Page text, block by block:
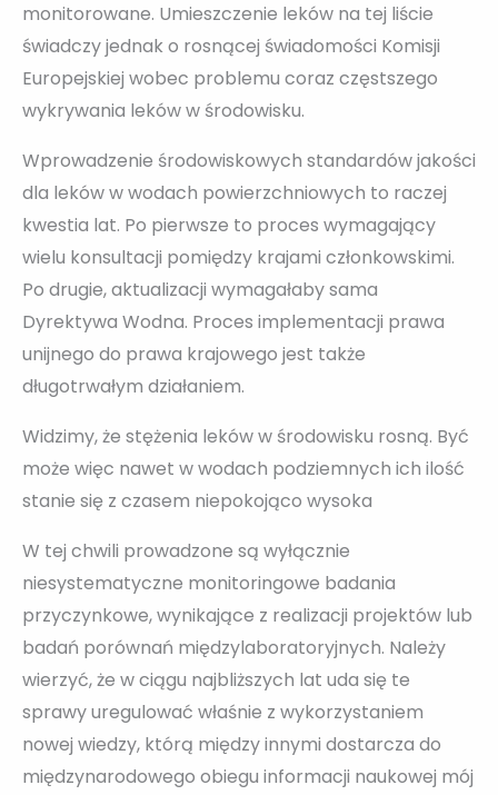
monitorowane. Umieszczenie leków na tej liście
świadczy jednak o rosnącej świadomości Komisji
Europejskiej wobec problemu coraz częstszego
wykrywania leków w środowisku.
Wprowadzenie środowiskowych standardów jakości
dla leków w wodach powierzchniowych to raczej
kwestia lat. Po pierwsze to proces wymagający
wielu konsultacji pomiędzy krajami członkowskimi.
Po drugie, aktualizacji wymagałaby sama
Dyrektywa Wodna. Proces implementacji prawa
unijnego do prawa krajowego jest także
długotrwałym działaniem.
Widzimy, że stężenia leków w środowisku rosną. Być
może więc nawet w wodach podziemnych ich ilość
stanie się z czasem niepokojąco wysoka
W tej chwili prowadzone są wyłącznie
niesystematyczne monitoringowe badania
przyczynkowe, wynikające z realizacji projektów lub
badań porównań międzylaboratoryjnych. Należy
wierzyć, że w ciągu najbliższych lat uda się te
sprawy uregulować właśnie z wykorzystaniem
nowej wiedzy, którą między innymi dostarcza do
międzynarodowego obiegu informacji naukowej mój